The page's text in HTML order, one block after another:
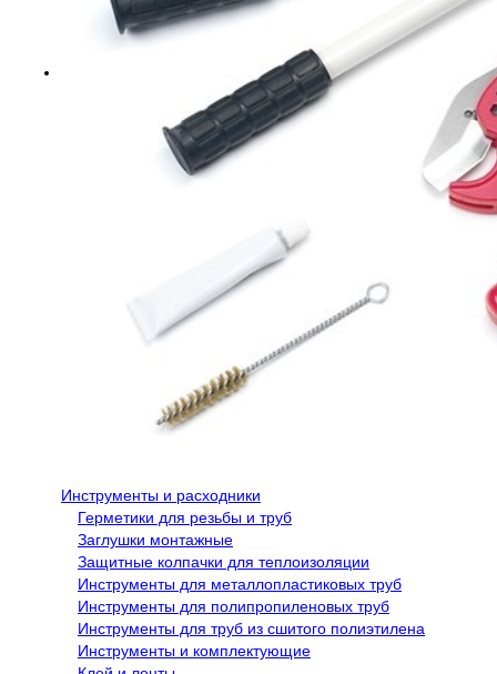
Инструменты и расходники
Герметики для резьбы и труб
Заглушки монтажные
Защитные колпачки для теплоизоляции
Инструменты для металлопластиковых труб
Инструменты для полипропиленовых труб
Инструменты для труб из сшитого полиэтилена
Инструменты и комплектующие